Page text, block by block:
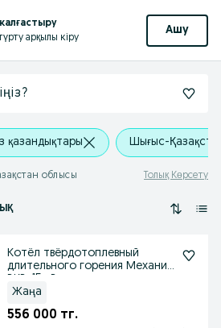
арқылы кіру
Ашу
қазандықтары Шығыс-
облысы Толық Көрсету
Котёл твёрдотоплевный
длительного горения Механик
Жаңа
556 000 тг.